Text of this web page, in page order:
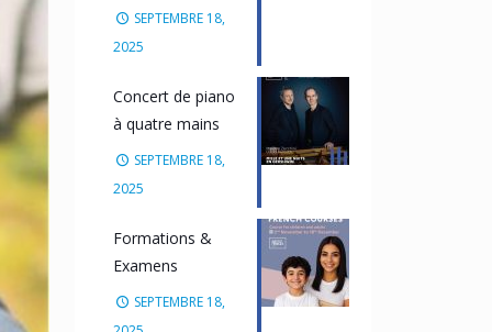
SEPTEMBRE 18,
2025
Concert de piano
à quatre mains
SEPTEMBRE 18,
2025
Formations &
Examens
SEPTEMBRE 18,